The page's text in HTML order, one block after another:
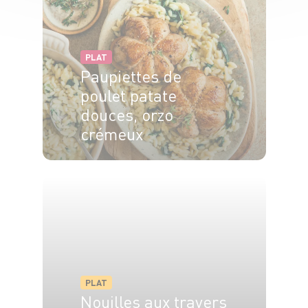
PLAT
Paupiettes de
poulet patate
douces, orzo
crémeux
PLAT
Nouilles aux travers